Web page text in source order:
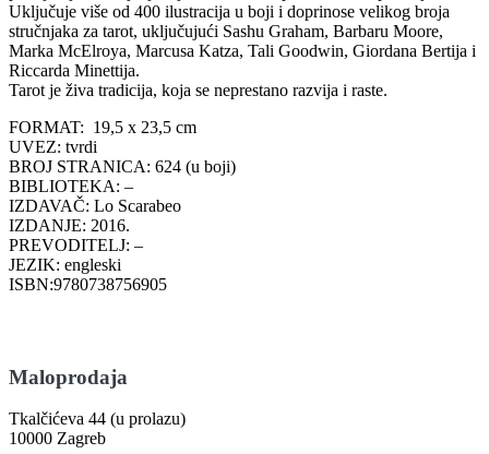
Uključuje više od 400 ilustracija u boji i doprinose velikog broja
stručnjaka za tarot, uključujući Sashu Graham, Barbaru Moore,
Marka McElroya, Marcusa Katza, Tali Goodwin, Giordana Bertija i
Riccarda Minettija.
Tarot je živa tradicija, koja se neprestano razvija i raste.
FORMAT: 19,5 x 23,5 cm
UVEZ: tvrdi
BROJ STRANICA: 624 (u boji)
BIBLIOTEKA: –
IZDAVAČ: Lo Scarabeo
IZDANJE: 2016.
PREVODITELJ: –
JEZIK: engleski
ISBN:9780738756905
Maloprodaja
Tkalčićeva 44 (u prolazu)
10000 Zagreb